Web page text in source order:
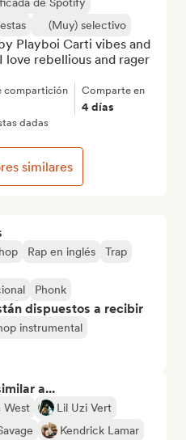
Rap en inglés Trap
Phonk
dispuestos a recibir
instrumental
a...
West
Lil Uzi Vert
Kendrick Lamar
(Muy) selectivo
Playboi Carti vibes and
love rebellious and rager
compartición Comparte en
4 días
dadas
similares